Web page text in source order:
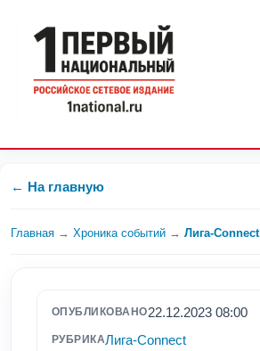
← На главную
Главная → Хроника событий → Лига-Connect
ОПУБЛИКОВАНО22.12.2023 08:00
РУБРИКАЛига-Connect